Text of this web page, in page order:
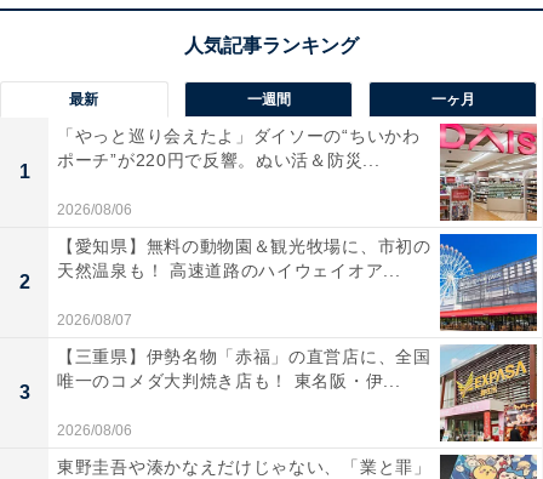
最新 一週間 一ヶ月
1
「やっと巡り会えたよ」ダイソーの“ちいかわ
ポーチ”が220円で反響。ぬい活＆防災...
2026/08/06
2
【愛知県】無料の動物園＆観光牧場に、市初の
天然温泉も！ 高速道路のハイウェイオア...
2026/08/07
3
【三重県】伊勢名物「赤福」の直営店に、全国
唯一のコメダ大判焼き店も！ 東名阪・伊...
2026/08/06
東野圭吾や湊かなえだけじゃない、「業と罪」